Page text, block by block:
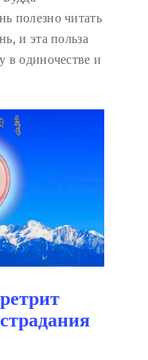
полезно читать
и эта польза
в одиночестве и